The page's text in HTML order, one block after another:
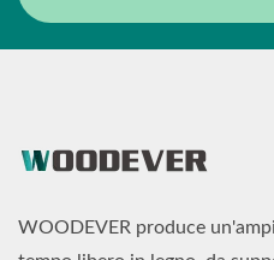
WOODEVER produce